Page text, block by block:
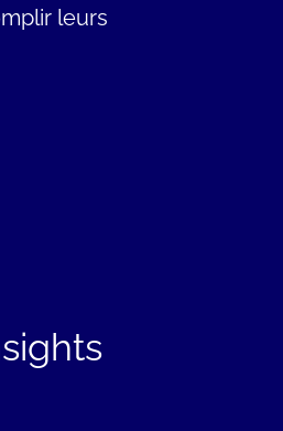
leurs